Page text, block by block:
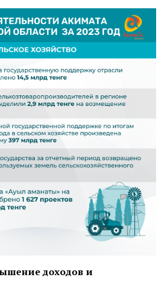
доходов и